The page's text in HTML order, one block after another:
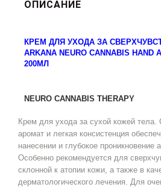
ОПИСАНИЕ
КРЕМ ДЛЯ УХОДА ЗА
ARKANA NEURO CANNABIS HAND
200МЛ
NEURO CANNABIS THERAPY
Крем для ухода за сухой кожей
аромат и легкая консистенция
нанесении и глубокое проникновение
Особенно рекомендуется для
склонной к атопии кожи, а также в
дерматологического лечения. Для